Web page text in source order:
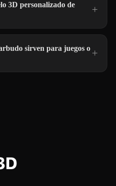
3D personalizado de
sirven para juegos o